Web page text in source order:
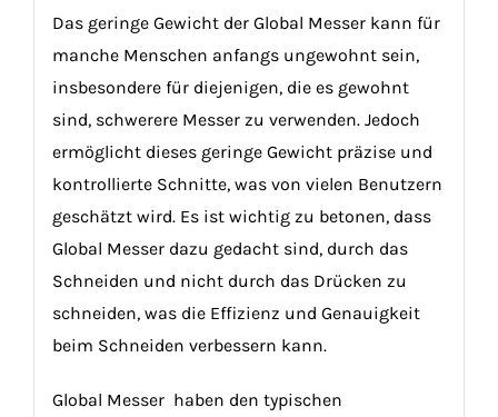
Das geringe Gewicht der Global Messer kann für
manche Menschen anfangs ungewohnt sein,
insbesondere für diejenigen, die es gewohnt
sind, schwerere Messer zu verwenden. Jedoch
ermöglicht dieses geringe Gewicht präzise und
kontrollierte Schnitte, was von vielen Benutzern
geschätzt wird. Es ist wichtig zu betonen, dass
Global Messer dazu gedacht sind, durch das
Schneiden und nicht durch das Drücken zu
schneiden, was die Effizienz und Genauigkeit
beim Schneiden verbessern kann.
Global Messer haben den typischen